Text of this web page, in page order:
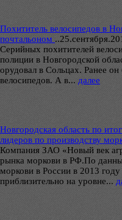
Похититель велосипедов в
почтальоном ..
Серийных похитителей
полиции в Новгородской
орудовал в Сольцах. Ранее
велосипедов. А в... далее
Новгородская область по
лидеров по производству
Компания ЗАО «Новый век
рынка моркови в РФ.По
моркови в России в 2013
приблизительно на уровне...